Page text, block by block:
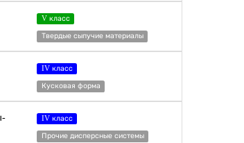
V класс
Твердые сыпучие материалы
IV класс
Кусковая форма
IV класс
Прочие дисперсные системы